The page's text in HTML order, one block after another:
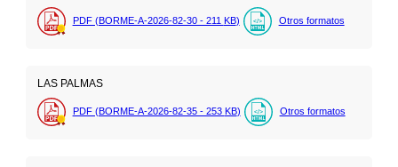
PDF (BORME-A-2026-82-30 - 211 KB) Otros formatos
LAS PALMAS
PDF (BORME-A-2026-82-35 - 253 KB) Otros formatos